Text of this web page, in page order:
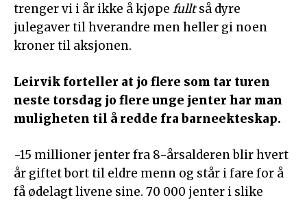
trenger vi i år ikke å kjøpe fulltså dyre
julegaver til hverandre men heller gi noen
kroner til aksjonen.
Leirvik forteller at jo flere som tar turen
neste torsdag jo flere unge jenter har man
muligheten til å redde fra barneekteskap.
-15 millioner jenter fra 8-årsalderen blir hvert
år giftet bort til eldre menn og står i fare for å
få ødelagt livene sine. 70 000 jenter i slike